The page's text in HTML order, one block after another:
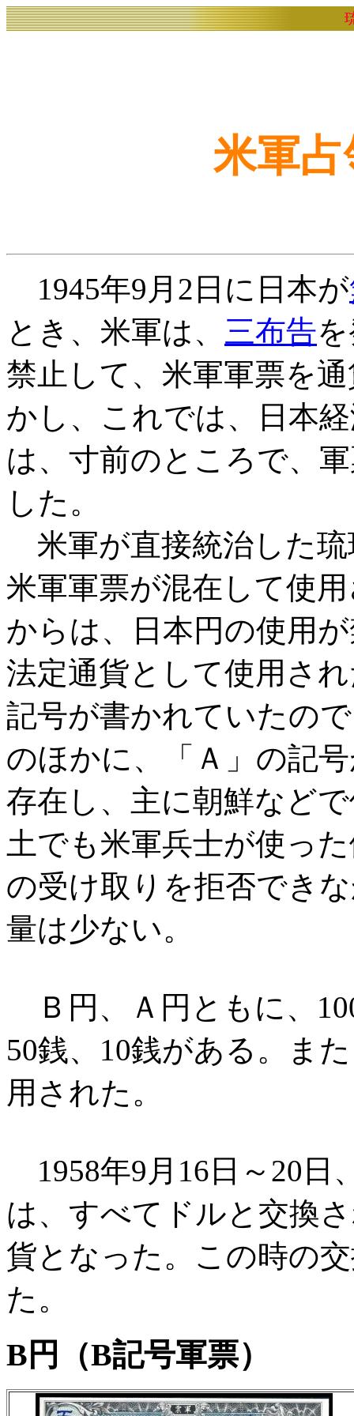
米軍
1945年9月2日に日本が
とき、米軍は、 三布告
禁止して、米軍軍票を
かし、これでは、日本
は、寸前のところで、
した。
米軍が直接統治した琉
米軍軍票が混在して使
からは、日本円の使用
法定通貨として使用さ
記号が書かれていたの
のほかに、「Ａ」の記
存在し、主に朝鮮など
土でも米軍兵士が使っ
の受け取りを拒否でき
量は少ない。
Ｂ円、Ａ円ともに、
50銭、10銭がある。ま
用された。
1958年9月16日～20日
は、すべてドルと交換
貨となった。この時の
た。
B円（B記号軍票）